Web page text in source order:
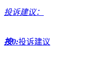
投诉建议：
按0:投诉建议